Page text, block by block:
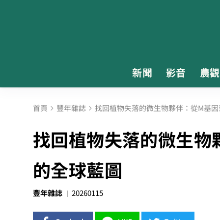
新聞 影音 農
首頁 豐年雜誌 找回植物失落的微生物夥伴：從M基
找回植物失落的微生
的全球藍圖
豐年雜誌 20260115